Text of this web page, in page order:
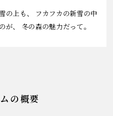
の上も、
フカフカの新雪の中
が、 冬の森の魅力だって。
の概要